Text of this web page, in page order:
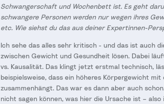
Schwangerschaft und Wochenbett ist. Es geht
schwangere Personen werden nur wegen ihres
etc. Wie siehst du das aus deiner Expertinnen-
Ich sehe das alles sehr kritisch - und das ist auch
zwischen Gewicht und Gesundheit lösen. Dabei
vs. Kausalität. Das klingt jetzt erstmal technisch,
beispielsweise, dass ein höheres Körpergewicht
zusammenhängt. Das war es dann aber auch
nicht sagen können, was hier die Ursache ist –